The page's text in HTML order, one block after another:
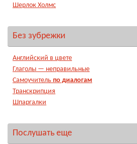
Шерлок Холмс
Без зубрежки
Английский в цвете
Глаголы — неправильные
Самоучитель по диалогам
Транскрипция
Шпаргалки
Послушать еще